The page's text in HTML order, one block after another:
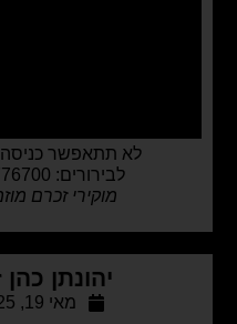
לא תתאפשר כניסה עם נשק
לבירורים: 03-7776700
מוקירי זכרם מוזמנים.
יהונתן כהן ז"ל
מאי 19, 2025